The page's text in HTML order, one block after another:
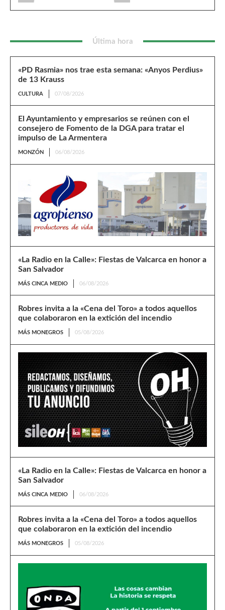
Última hora
«PD Rasmia» nos trae esta semana: «Anyos Perdius»
de 13 Krauss
CULTURA 07/08/2026
El Ayuntamiento y empresarios se reúnen con el
consejero de Fomento de la DGA para tratar el
impulso de La Armentera
MONZÓN 06/08/2026
«La Radio en la Calle»: Fiestas de Valcarca en honor a
San Salvador
MÁS CINCA MEDIO 06/08/2026
Robres invita a la «Cena del Toro» a todos aquellos
que colaboraron en la extición del incendio
MÁS MONEGROS 05/08/2026
«La Radio en la Calle»: Fiestas de Valcarca en honor a
San Salvador
MÁS CINCA MEDIO 06/08/2026
Robres invita a la «Cena del Toro» a todos aquellos
que colaboraron en la extición del incendio
MÁS MONEGROS 05/08/2026